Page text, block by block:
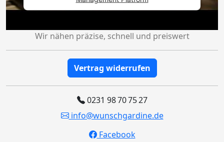
Wir nähen präzise, schnell und preiswert
Vertrag widerrufen
0231 98 70 75 27
info@wunschgardine.de
Facebook